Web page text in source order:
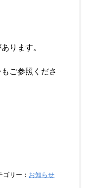
ります。
ご参照くださ
リー： お知らせ